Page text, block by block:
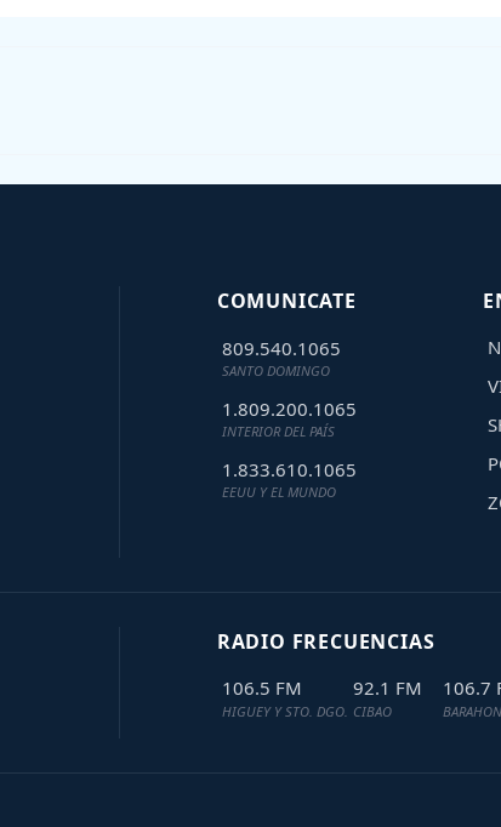
COMUNICATE
809.540.1065
SANTO DOMINGO
1.809.200.1065
INTERIOR DEL PAÍS
1.833.610.1065
EEUU Y EL MUNDO
RADIO FRECUENCIAS
106.5 FM
HIGUEY Y STO. DGO.
92.1 FM
CIBAO
106.7